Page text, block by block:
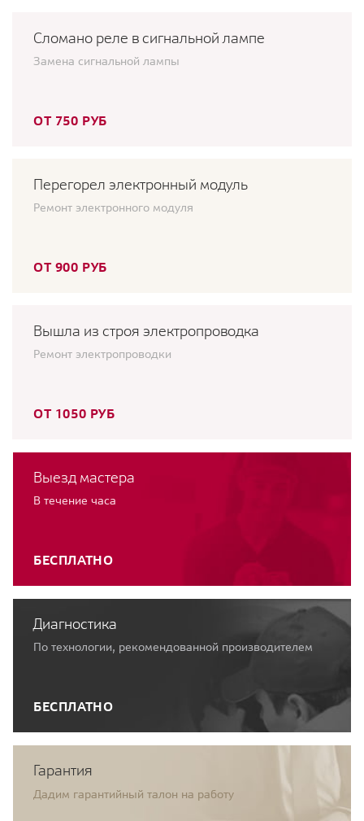
Сломано реле в сигнальной лампе
Замена сигнальной лампы
ОТ 750 РУБ
Перегорел электронный модуль
Ремонт электронного модуля
ОТ 900 РУБ
Вышла из строя электропроводка
Ремонт электропроводки
ОТ 1050 РУБ
Выезд мастера
В течение часа
БЕСПЛАТНО
Диагностика
По технологии, рекомендованной производителем
БЕСПЛАТНО
Гарантия
Дадим гарантийный талон на работу